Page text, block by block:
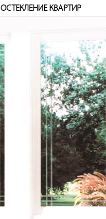
ОСТЕКЛЕНИЕ КВАРТИР